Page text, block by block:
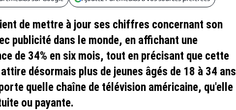
de mettre à jour ses chiffres concernant son
publicité dans le monde, en affichant une
de 34% en six mois, tout en précisant que cette
désormais plus de jeunes âgés de 18 à 34 ans
quelle chaîne de télévision américaine, qu'elle
ou payante.